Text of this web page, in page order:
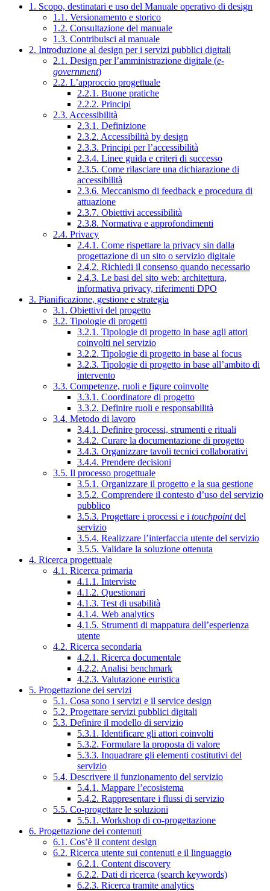
1. Scopo, destinatari e uso del Manuale operativo di design
1.1. Versionamento e storico
1.2. Consultazione del manuale
1.3. Contribuisci al manuale
2. Introduzione al design per i servizi pubblici digitali
2.1. Design per l’amministrazione digitale (e-
government)
2.2. L’approccio progettuale
2.2.1. Buone pratiche
2.2.2. Principi
2.3. Accessibilità
2.3.1. Definizione
2.3.2. Accessibilità by design
2.3.3. Principi per l’accessibilità
2.3.4. Linee guida e criteri di successo
2.3.5. Come rilasciare una dichiarazione di
accessibilità
2.3.6. Meccanismo di feedback e procedura di
attuazione
2.3.7. Obiettivi accessibilità
2.3.8. Normativa e approfondimenti
2.4. Privacy
2.4.1. Come rispettare la privacy sin dalla
progettazione di un sito o servizio digitale
2.4.2. Richiedi il consenso quando necessario
2.4.3. Le basi del sito web: architettura,
informativa privacy, riferimenti DPO
3. Pianificazione, gestione e strategia
3.1. Obiettivi del progetto
3.2. Tipologie di progetti
3.2.1. Tipologie di progetto in base agli attori
coinvolti nel servizio
3.2.2. Tipologie di progetto in base al focus
3.2.3. Tipologie di progetto in base all’ambito di
intervento
3.3. Competenze, ruoli e figure coinvolte
3.3.1. Coordinatore di progetto
3.3.2. Definire ruoli e responsabilità
3.4. Metodo di lavoro
3.4.1. Definire processi, strumenti e rituali
3.4.2. Curare la documentazione di progetto
3.4.3. Organizzare tavoli tecnici collaborativi
3.4.4. Prendere decisioni
3.5. Il processo progettuale
3.5.1. Organizzare il progetto e la sua gestione
3.5.2. Comprendere il contesto d’uso del servizio
pubblico
3.5.3. Progettare i processi e i touchpointdel
servizio
3.5.4. Realizzare l’interfaccia utente del servizio
3.5.5. Validare la soluzione ottenuta
4. Ricerca progettuale
4.1. Ricerca primaria
4.1.1. Interviste
4.1.2. Questionari
4.1.3. Test di usabilità
4.1.4. Web analytics
4.1.5. Strumenti di mappatura dell’esperienza
utente
4.2. Ricerca secondaria
4.2.1. Ricerca documentale
4.2.2. Analisi benchmark
4.2.3. Valutazione euristica
5. Progettazione dei servizi
5.1. Cosa sono i servizi e il service design
5.2. Progettare servizi pubblici digitali
5.3. Definire il modello di servizio
5.3.1. Identificare gli attori coinvolti
5.3.2. Formulare la proposta di valore
5.3.3. Inquadrare gli elementi costitutivi del
servizio
5.4. Descrivere il funzionamento del servizio
5.4.1. Mappare l’ecosistema
5.4.2. Rappresentare i flussi di servizio
5.5. Co-progettare le soluzioni
5.5.1. Workshop di co-progettazione
6. Progettazione dei contenuti
6.1. Cos’è il content design
6.2. Ricerca utente sui contenuti e il linguaggio
6.2.1. Content discovery
6.2.2. Dati di ricerca (search keywords)
6.2.3. Ricerca tramite analytics